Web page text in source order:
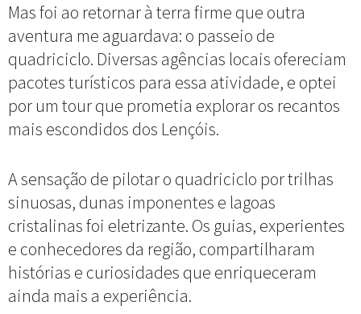
Mas foi ao retornar à terra firme que outra
aventura me aguardava: o passeio de
quadriciclo. Diversas agências locais ofereciam
pacotes turísticos para essa atividade, e optei
por um tour que prometia explorar os recantos
mais escondidos dos Lençóis.
A sensação de pilotar o quadriciclo por trilhas
sinuosas, dunas imponentes e lagoas
cristalinas foi eletrizante. Os guias, experientes
e conhecedores da região, compartilharam
histórias e curiosidades que enriqueceram
ainda mais a experiência.